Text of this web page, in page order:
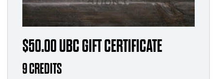
$50.00 UBC GIFT CERTIFICATE
9 CREDITS